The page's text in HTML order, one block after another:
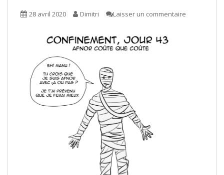
28 avril 2020 Dimitri Laisser un commentaire